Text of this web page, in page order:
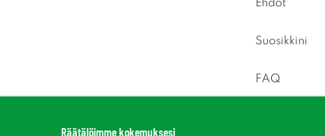
Ehdot
Suosikkini
FAQ
Räätälöimme kokemuksesi